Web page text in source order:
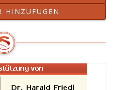
HINZUFÜGEN